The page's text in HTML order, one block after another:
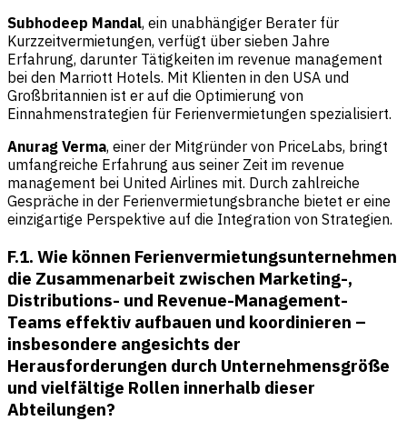
Subhodeep Mandal, ein unabhängiger Berater für
Kurzzeitvermietungen, verfügt über sieben Jahre
Erfahrung, darunter Tätigkeiten im revenue management
bei den Marriott Hotels. Mit Klienten in den USA und
Großbritannien ist er auf die Optimierung von
Einnahmenstrategien für Ferienvermietungen spezialisiert.
Anurag Verma, einer der Mitgründer von PriceLabs, bringt
umfangreiche Erfahrung aus seiner Zeit im revenue
management bei United Airlines mit. Durch zahlreiche
Gespräche in der Ferienvermietungsbranche bietet er eine
einzigartige Perspektive auf die Integration von Strategien.
F.1. Wie können Ferienvermietungsunternehmen
die Zusammenarbeit zwischen Marketing-,
Distributions- und Revenue-Management-
Teams effektiv aufbauen und koordinieren –
insbesondere angesichts der
Herausforderungen durch Unternehmensgröße
und vielfältige Rollen innerhalb dieser
Abteilungen?